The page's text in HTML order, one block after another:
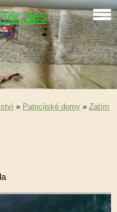
des
» Patricijské domy » Zatím